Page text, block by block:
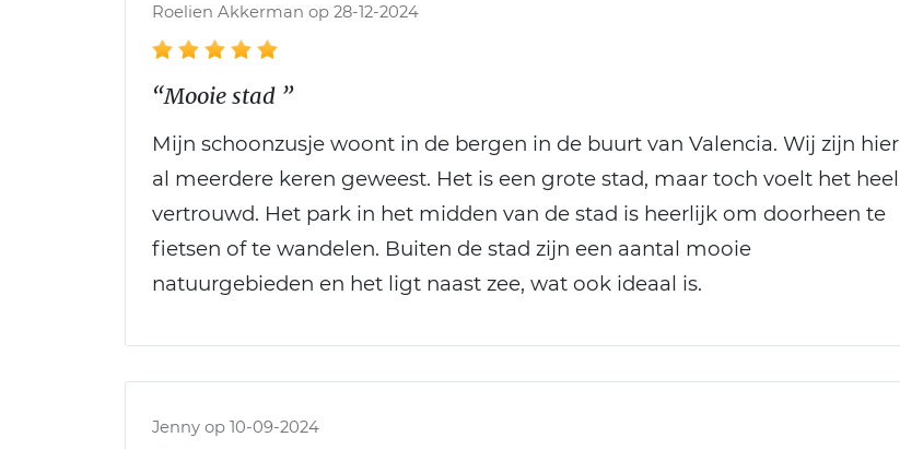
Roelien Akkerman op 28-12-2024
“Mooie stad ”
Mijn schoonzusje woont in de bergen in de buurt van Valencia. Wij zijn hier
al meerdere keren geweest. Het is een grote stad, maar toch voelt het heel
vertrouwd. Het park in het midden van de stad is heerlijk om doorheen te
fietsen of te wandelen. Buiten de stad zijn een aantal mooie
natuurgebieden en het ligt naast zee, wat ook ideaal is.
Jenny op 10-09-2024